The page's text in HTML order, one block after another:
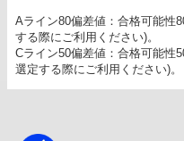
Aライン80偏差値：合格可能性
する際にご利用ください)。
Cライン50偏差値：合格可能性
選定する際にご利用ください)。